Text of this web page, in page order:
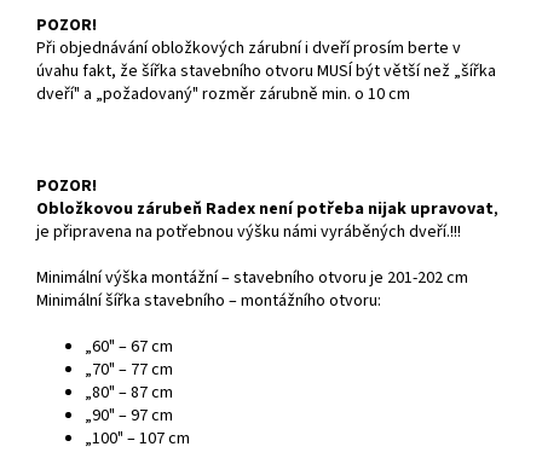
POZOR!
Při objednávání obložkových zárubní i dveří prosím berte v
úvahu fakt, že šířka stavebního otvoru MUSÍ být větší než „šířka
dveří" a „požadovaný" rozměr zárubně min. o 10 cm
POZOR!
Obložkovou zárubeň Radex není potřeba nijak upravovat,
je připravena na potřebnou výšku námi vyráběných dveří.!!!
Minimální výška montážní – stavebního otvoru je 201-202 cm
Minimální šířka stavebního – montážního otvoru:
„60" – 67 cm
„70" – 77 cm
„80" – 87 cm
„90" – 97 cm
„100" – 107 cm